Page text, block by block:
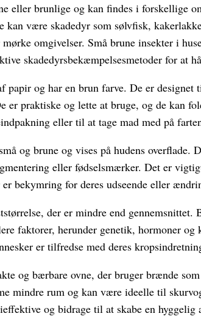
eller brunlige og kan findes i forskellige
kan være skadedyr som sølvfisk,
omgivelser. Små brune insekter i
skadedyrsbekæmpelsesmetoder for at
papir og har en brun farve. De er designet
er praktiske og lette at bruge, og de kan
eller til at tage mad med på
og brune og vises på hudens overflade.
eller fødselsmærker. Det er
bekymring for deres udseende eller
der er mindre end gennemsnittet.
faktorer, herunder genetik, hormoner og
er tilfredse med deres
og bærbare ovne, der bruger brænde
mindre rum og kan være ideelle til
og bidrage til at skabe en